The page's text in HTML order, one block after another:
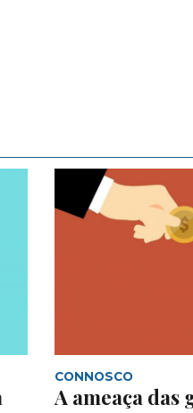
CONNOSCO
A ameaça das